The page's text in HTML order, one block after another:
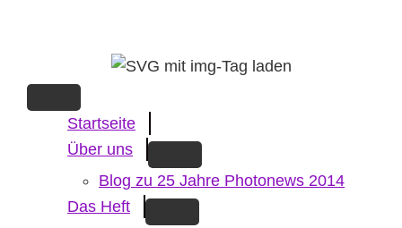
content
Startseite
Über uns
Blog zu 25 Jahre Photonews 2014
Das Heft